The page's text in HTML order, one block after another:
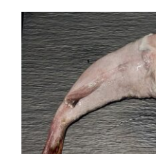
Contact
Mon compte
Panier